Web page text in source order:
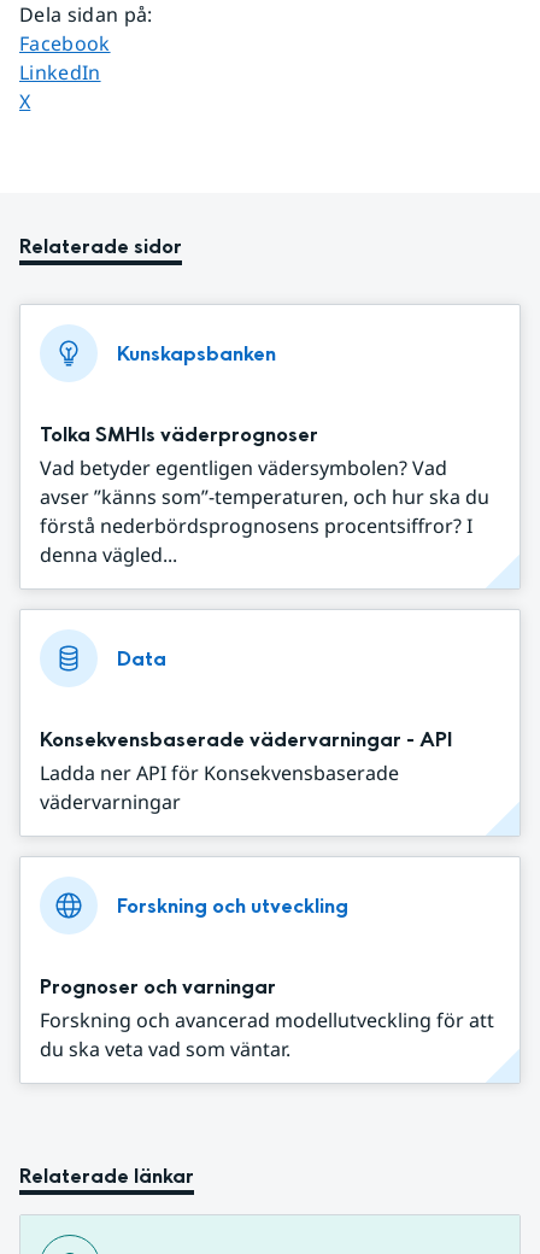
Dela sidan på:
Dela sidan på
Facebook
Dela sidan på
LinkedIn
Dela sidan på
X
Relaterade sidor
Kunskapsbanken
Tolka SMHIs väderprognoser
Vad betyder egentligen vädersymbolen? Vad
avser ”känns som”-temperaturen, och hur ska du
förstå nederbördsprognosens procentsiffror? I
denna vägled...
Data
Konsekvensbaserade vädervarningar - API
Ladda ner API för Konsekvensbaserade
vädervarningar
Forskning och utveckling
Prognoser och varningar
Forskning och avancerad modellutveckling för att
du ska veta vad som väntar.
Relaterade länkar